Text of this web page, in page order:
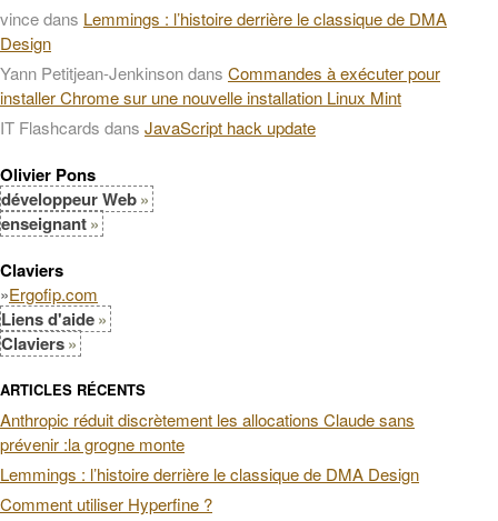
vincedans Lemmings : l’histoire derrière le classique de DMA
Design
Yann Petitjean-Jenkinsondans Commandes à exécuter pour
installer Chrome sur une nouvelle installation Linux Mint
IT Flashcards dans JavaScript hack update
Olivier Pons
développeur Web
enseignant
Claviers
»Ergofip.com
Liens d'aide
Claviers
ARTICLES RÉCENTS
Anthropic réduit discrètement les allocations Claude sans
prévenir :la grogne monte
Lemmings : l’histoire derrière le classique de DMA Design
Comment utiliser Hyperfine ?